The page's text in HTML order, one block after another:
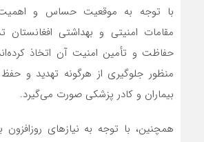
با توجه به موقعیت حساس و اهمیت
مقامات امنیتی و بهداشتی افغانستان
حفاظت و تأمین امنیت آن اتخاذ
منظور جلوگیری از هرگونه تهدید و
بیماران و کادر پزشکی صورت می‌گیرد.
همچنین، با توجه به نیازهای